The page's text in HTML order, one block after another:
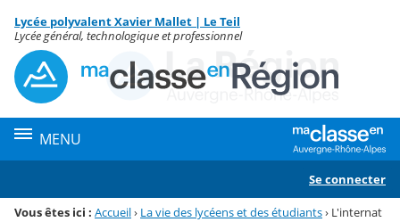
Menu de la rubrique
Contenu
Lycée polyvalent Xavier Mallet | Le Teil
Lycée général, technologique et professionnel
MENU
Se connecter
Vous êtes ici : Accueil› La vie des lycéens et des étudiants› L'internat